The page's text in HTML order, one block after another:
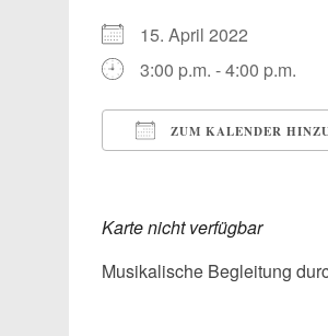
15. April 2022
3:00 p.m. - 4:00 p.m.
ZUM KALENDER
Karte nicht verfügbar
Musikalische Begleitung